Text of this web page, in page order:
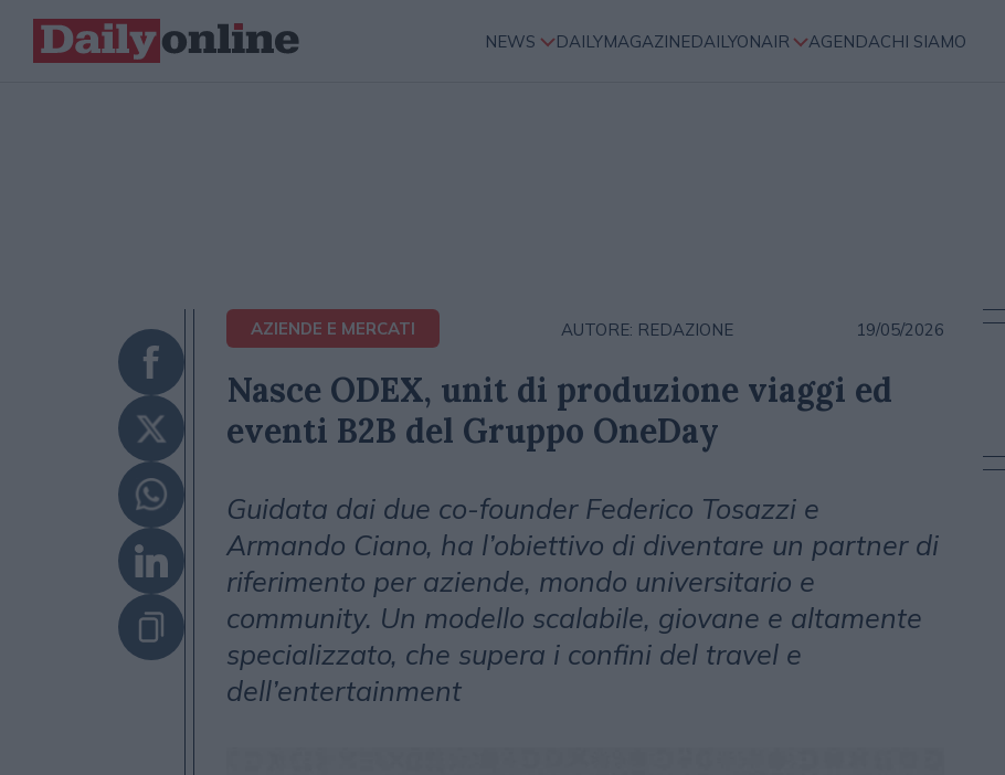
NEWS DAILYMAGAZINEDAILYONAIR AGENDACHI SIAMO
AZIENDE E MERCATI AUTORE: REDAZIONE 19/05/2026
Nasce ODEX, unit di produzione viaggi ed
eventi B2B del Gruppo OneDay
Guidata dai due co-founder Federico Tosazzi e
Armando Ciano, ha l’obiettivo di diventare un partner di
riferimento per aziende, mondo universitario e
community. Un modello scalabile, giovane e altamente
specializzato, che supera i confini del travel e
dell’entertainment